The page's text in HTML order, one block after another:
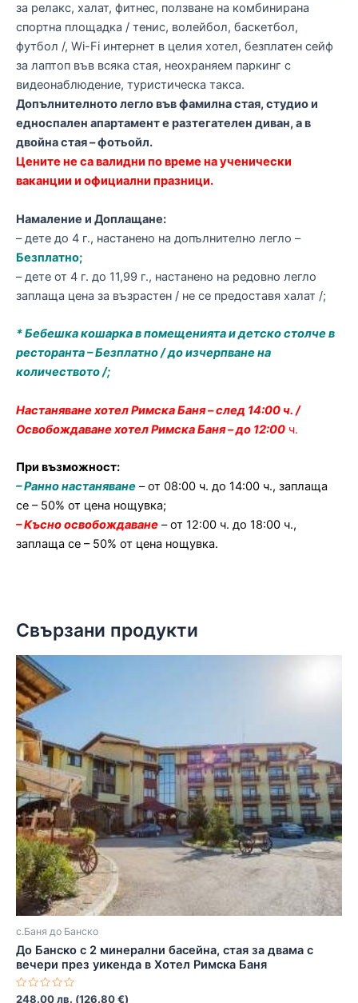
за релакс, халат, фитнес, ползване на комбинирана
спортна площадка / тенис, волейбол, баскетбол,
футбол /, Wi-Fi интернет в целия хотел, безплатен сейф
за лаптоп във всяка стая, неохраняем паркинг с
видеонаблюдение, туристическа такса.
Допълнителното легло във фамилна стая, студио и
едноспален апартамент е разтегателен диван, а в
двойна стая – фотьойл.
Цените не са валидни по време на ученически
ваканции и официални празници.
Намаление и Доплащане:
– дете до 4 г., настанено на допълнително легло –
Безплатно;
– дете от 4 г. до 11,99 г., настанено на редовно легло
заплаща цена за възрастен / не се предоставя халат /;
* Бебешка кошарка в помещенията и детско столче в
ресторанта – Безплатно / до изчерпване на
количеството /;
Настаняване хотел Римска Баня – след 14:00 ч. /
Освобождаване хотел Римска Баня – до 12:00 ч.
При възможност:
– Ранно настаняване – от 08:00 ч. до 14:00 ч., заплаща
се – 50% от цена нощувка;
– Късно освобождаване – от 12:00 ч. до 18:00 ч.,
заплаща се – 50% от цена нощувка.
Свързани продукти
с.Баня до Банско
До Банско с 2 минерални басейна, стая за двама с
вечери през уикенда в Хотел Римска Баня
Оценено
248.00лв. (126.80€)